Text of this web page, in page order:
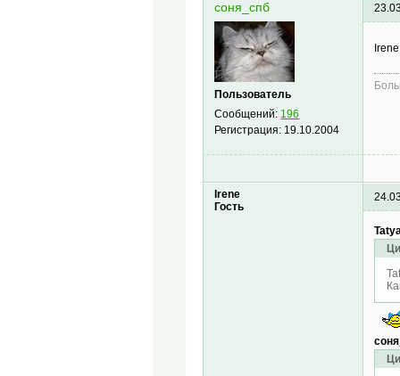
соня_спб
Пользователь
Сообщений: 196
Регистрация: 19.10.2004
Irene
Гость